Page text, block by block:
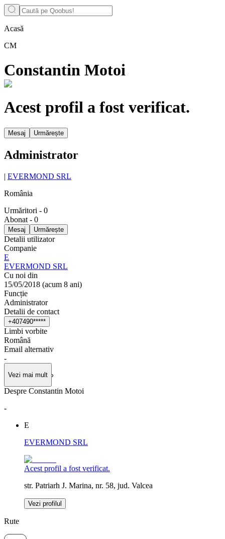
Acasă
CM
Constantin Motoi
Acest profil a fost verificat.
Mesaj Urmărește
Administrator
| EVERMOND SRL
România
Urmăritori - 0
Abonat - 0
Mesaj Urmărește
Detalii utilizator
Companie
E
EVERMOND SRL
Cu noi din
15/05/2018 (acum 8 ani)
Funcție
Administrator
Detalii de contact
+407490*****
Limbi vorbite
Română
Email alternativ
-
Vezi mai mult
Despre Constantin Motoi
-
E
EVERMOND SRL
Acest profil a fost verificat.
str. Patriarh J. Marina, nr. 58, jud. Valcea
Vezi profilul
Rute